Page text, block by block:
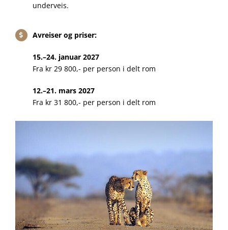
underveis.
Avreiser og priser:
15.–24. januar 2027
Fra kr 29 800,- per person i delt rom
12.–21. mars 2027
Fra kr 31 800,- per person i delt rom